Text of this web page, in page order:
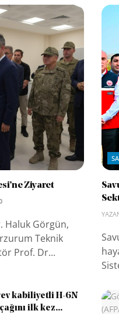
Ziyaret
Haluk Görgün,
Teknik
Prof. Dr...
kabiliyetli H-6N
ilk kez...